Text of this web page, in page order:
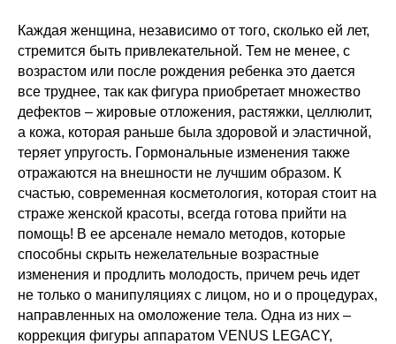
Каждая женщина, независимо от того, сколько ей лет,
стремится быть привлекательной. Тем не менее, с
возрастом или после рождения ребенка это дается
все труднее, так как фигура приобретает множество
дефектов – жировые отложения, растяжки, целлюлит,
а кожа, которая раньше была здоровой и эластичной,
теряет упругость. Гормональные изменения также
отражаются на внешности не лучшим образом. К
счастью, современная косметология, которая стоит на
страже женской красоты, всегда готова прийти на
помощь! В ее арсенале немало методов, которые
способны скрыть нежелательные возрастные
изменения и продлить молодость, причем речь идет
не только о манипуляциях с лицом, но и о процедурах,
направленных на омоложение тела. Одна из них –
коррекция фигуры аппаратом VENUS LEGACY,